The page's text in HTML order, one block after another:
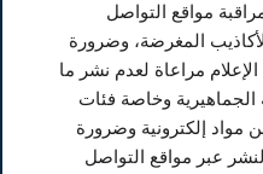
مواقع التواصل
المغرضة، وضرورة
مراعاة لعدم نشر ما
الجماهيرية وخاصة فئات
مواد إلكترونية وضرورة
عبر مواقع التواصل